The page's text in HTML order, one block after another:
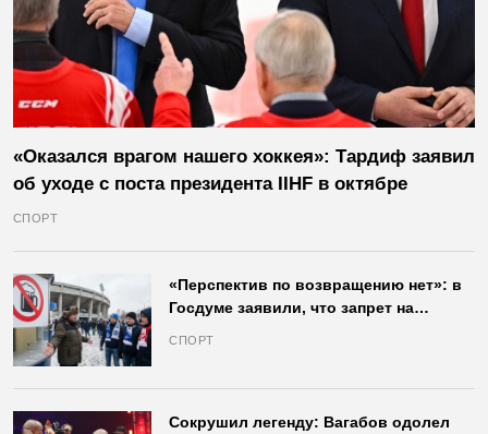
«Оказался врагом нашего хоккея»: Тардиф заявил
об уходе с поста президента IIHF в октябре
СПОРТ
«Перспектив по возвращению нет»: в
Госдуме заявили, что запрет на
СПОРТ
Сокрушил легенду: Вагабов одолел